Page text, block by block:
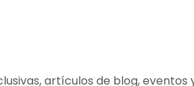
artículos de blog, eventos